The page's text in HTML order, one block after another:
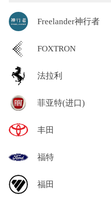
Freelander神行者
FOXTRON
法拉利
菲亚特(进口)
丰田
福特
福田